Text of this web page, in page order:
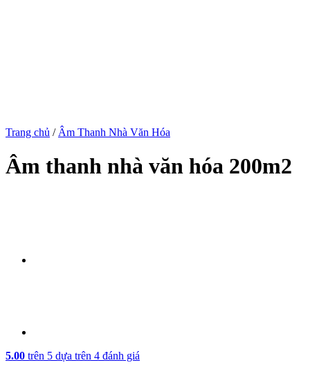
Trang chủ / Âm Thanh Nhà Văn Hóa
Âm thanh nhà văn hóa 200m2
5.00 trên 5 dựa trên 4 đánh giá